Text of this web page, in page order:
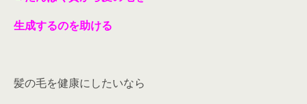
生成するのを助ける
髪の毛を健康にしたいなら